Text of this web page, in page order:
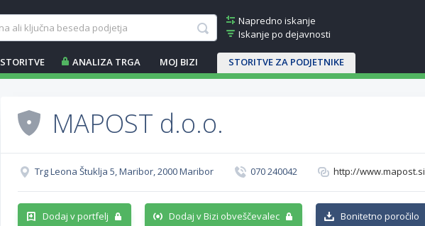
Napredno iskanje
Iskanje po dejavnosti
STORITVE ANALIZA TRGA MOJ BIZI STORITVE ZA PODJETNIKE
MAPOST d.o.o.
Trg Leona Štuklja 5, Maribor, 2000 Maribor 070 240042 http://www.mapost.si
Dodaj v portfelj Dodaj v Bizi obveščevalec Bonitetno poročilo